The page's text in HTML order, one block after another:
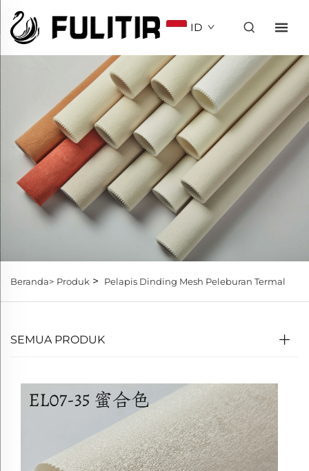
ID
Beranda> Produk > Pelapis Dinding Mesh Peleburan Termal
SEMUA PRODUK